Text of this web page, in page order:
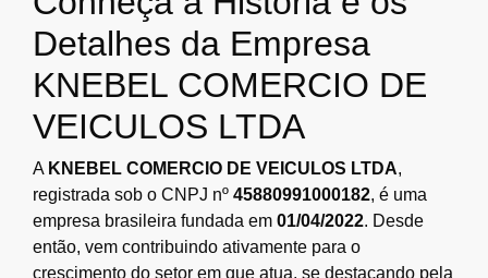
Detalhes da Empresa
KNEBEL COMERCIO DE
VEICULOS LTDA
A KNEBEL COMERCIO DE VEICULOS LTDA,
registrada sob o CNPJ nº 45880991000182, é uma
empresa brasileira fundada em 01/04/2022. Desde
então, vem contribuindo ativamente para o
crescimento do setor em que atua, se destacando pela